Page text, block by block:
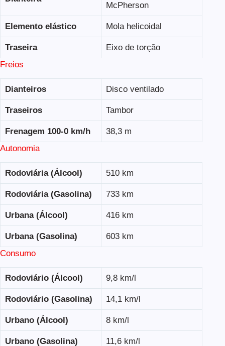
McPherson
Elemento elástico Mola helicoidal
Traseira
Eixo de torção
Freios
Dianteiros Disco ventilado
Traseiros Tambor
Frenagem 100-0 km/h
38,3 m
Autonomia
Rodoviária (Álcool) 510 km
Rodoviária (Gasolina) 733 km
Urbana (Álcool) 416 km
Urbana (Gasolina)
603 km
Consumo
Rodoviário (Álcool) 9,8 km/l
Rodoviário (Gasolina) 14,1 km/l
Urbano (Álcool) 8 km/l
Urbano (Gasolina) 11,6 km/l